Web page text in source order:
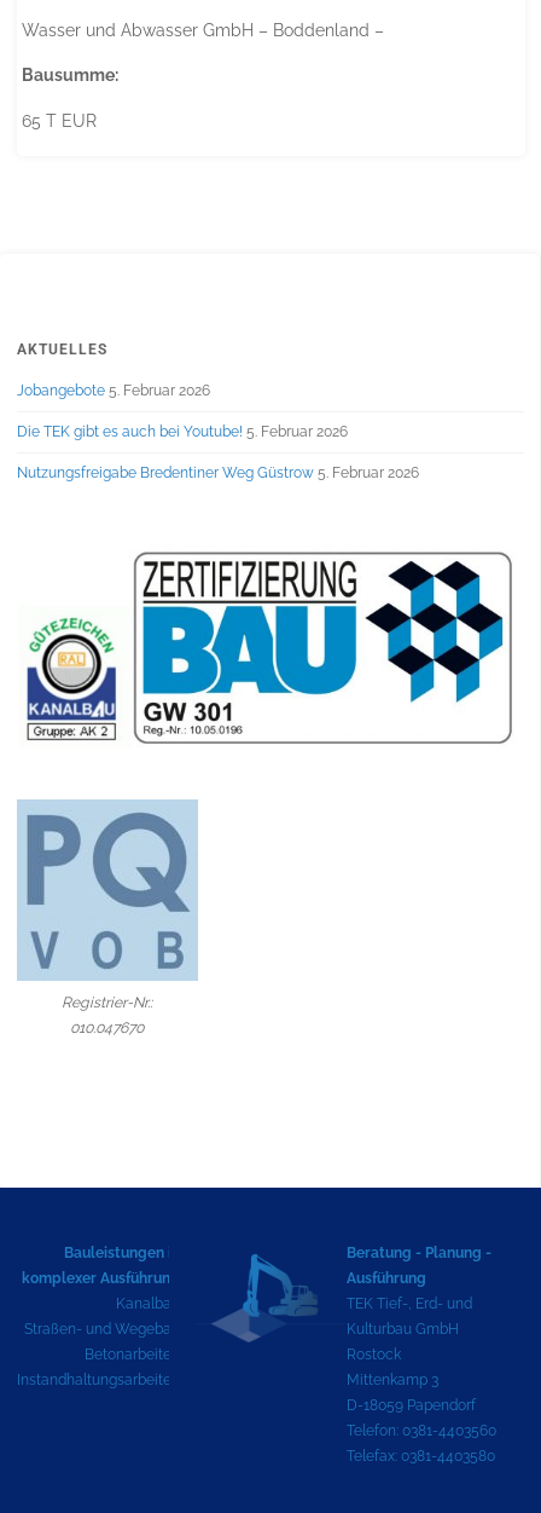
Wasser und Abwasser GmbH – Boddenland –
Bausumme:
65 T EUR
AKTUELLES
Jobangebote 5. Februar 2026
Die TEK gibt es auch bei Youtube! 5. Februar 2026
Nutzungsfreigabe Bredentiner Weg Güstrow 5. Februar 2026
Registrier-Nr.:
010.047670
Bauleistungen in
komplexer Ausführung
Kanalbau
Straßen- und Wegebau
Betonarbeiten
Instandhaltungsarbeiten
Beratung - Planung -
Ausführung
TEK Tief-, Erd- und
Kulturbau GmbH
Rostock
Mittenkamp 3
D-18059 Papendorf
Telefon: 0381-4403560
Telefax: 0381-4403580